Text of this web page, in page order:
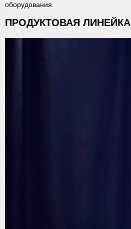
оборудования.
ПРОДУКТОВАЯ ЛИНЕЙКА